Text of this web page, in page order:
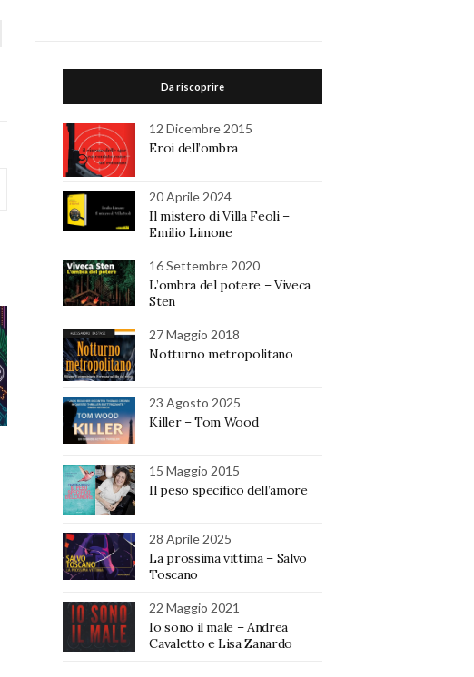
Da riscoprire
12 Dicembre 2015
Eroi dell’ombra
20 Aprile 2024
Il mistero di Villa Feoli –
Emilio Limone
16 Settembre 2020
L’ombra del potere – Viveca
Sten
27 Maggio 2018
Notturno metropolitano
23 Agosto 2025
Killer – Tom Wood
15 Maggio 2015
Il peso specifico dell’amore
28 Aprile 2025
La prossima vittima – Salvo
Toscano
22 Maggio 2021
Io sono il male – Andrea
Cavaletto e Lisa Zanardo